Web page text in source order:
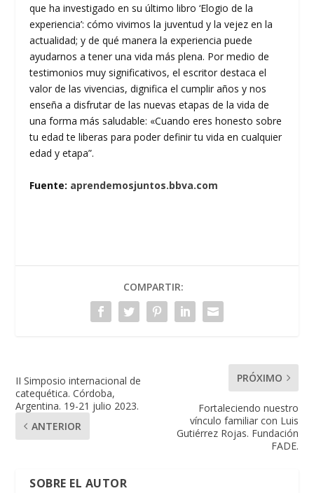
que ha investigado en su último libro ‘Elogio de la
experiencia’: cómo vivimos la juventud y la vejez en la
actualidad; y de qué manera la experiencia puede
ayudarnos a tener una vida más plena. Por medio de
testimonios muy significativos, el escritor destaca el
valor de las vivencias, dignifica el cumplir años y nos
enseña a disfrutar de las nuevas etapas de la vida de
una forma más saludable: «Cuando eres honesto sobre
tu edad te liberas para poder definir tu vida en cualquier
edad y etapa”.
Fuente: aprendemosjuntos.bbva.com
COMPARTIR:
II Simposio internacional de
catequética. Córdoba,
Argentina. 19-21 julio 2023.
ANTERIOR
PRÓXIMO
Fortaleciendo nuestro
vínculo familiar con Luis
Gutiérrez Rojas. Fundación
FADE.
SOBRE EL AUTOR